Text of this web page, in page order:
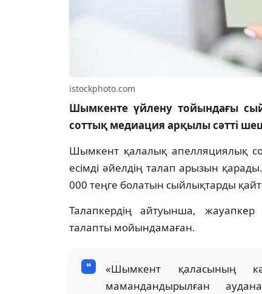
istockphoto.com
Шымкенте үйлену тойындағы
соттық медиация арқылы сәтті
Шымкент қалалық апелляциялық
есімді әйелдің талап арызын
000 теңге болатын сыйлықтарды
Талапкердің айтуынша,
талапты мойындамаған.
«Шымкент қаласының
мамандандырылған